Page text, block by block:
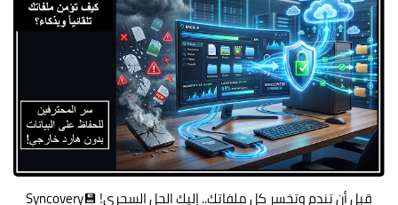
قبل أن تندم وتخسر كل ملفاتك.. إليك الحل السحري! 💾Syncovery